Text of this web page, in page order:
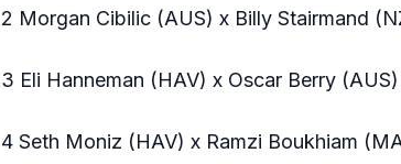
2 Morgan Cibilic (AUS) x Billy Stairmand
3 Eli Hanneman (HAV) x Oscar Berry (AUS)
4 Seth Moniz (HAV) x Ramzi Boukhiam